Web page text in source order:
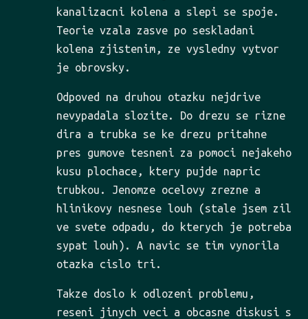
kanalizacni kolena a slepi se spoje.
Teorie vzala zasve po seskladani
kolena zjistenim, ze vysledny vytvor
je obrovsky.
Odpoved na druhou otazku nejdrive
nevypadala slozite. Do drezu se rizne
dira a trubka se ke drezu pritahne
pres gumove tesneni za pomoci nejakeho
kusu plochace, ktery pujde napric
trubkou. Jenomze ocelovy zrezne a
hlinikovy nesnese louh (stale jsem zil
ve svete odpadu, do kterych je potreba
sypat louh). A navic se tim vynorila
otazka cislo tri.
Takze doslo k odlozeni problemu,
reseni jinych veci a obcasne diskusi s